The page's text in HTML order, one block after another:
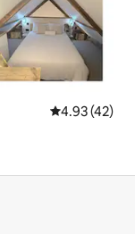
Calificación
4.93 (42)